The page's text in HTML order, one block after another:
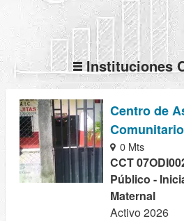
Instituciones
Centro de
0 Mts
CCT
Público -
Maternal
Activo 2026